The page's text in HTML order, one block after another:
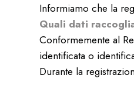
Informiamo che la
Quali dati
Conformemente al
identificata o
Durante la